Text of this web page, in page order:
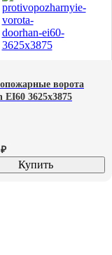
ворота
EI60 3625х3875
₽
Купить